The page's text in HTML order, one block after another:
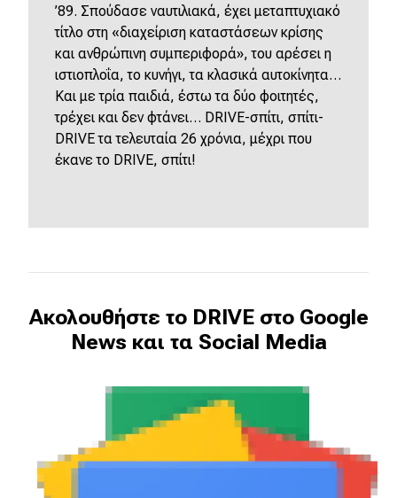
’89. Σπούδασε ναυτιλιακά, έχει μεταπτυχιακό
τίτλο στη «διαχείριση καταστάσεων κρίσης
και ανθρώπινη συμπεριφορά», του αρέσει η
ιστιοπλοΐα, το κυνήγι, τα κλασικά αυτοκίνητα…
Kαι με τρία παιδιά, έστω τα δύο φοιτητές,
τρέχει και δεν φτάνει… DRIVE-σπίτι, σπίτι-
DRIVE τα τελευταία 26 χρόνια, μέχρι που
έκανε το DRIVE, σπίτι!
Ακολουθήστε το DRIVE στο Google
News και τα Social Media